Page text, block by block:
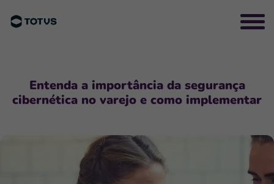
Entenda a importância da segurança
cibernética no varejo e como implementar